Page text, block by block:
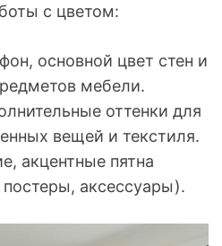
с цветом:
основной цвет стен и
мебели.
оттенки для
вещей и текстиля.
акцентные пятна
аксессуары).